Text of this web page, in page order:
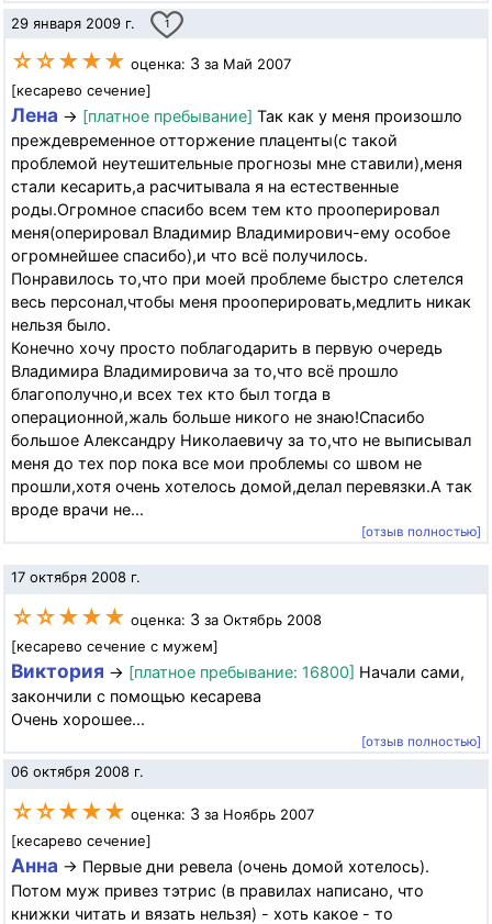
29 января 2009 г. 1
☆☆★★★ оценка: 3 за Май 2007
[кесарево сечение]
Лена → [платное пребывание] Так как у меня произошло
преждевременное отторжение плаценты(с такой
проблемой неутешительные прогнозы мне ставили),меня
стали кесарить,а расчитывала я на естественные
роды.Огромное спасибо всем тем кто прооперировал
меня(оперировал Владимир Владимирович-ему особое
огромнейшее спасибо),и что всё получилось.
Понравилось то,что при моей проблеме быстро слетелся
весь персонал,чтобы меня прооперировать,медлить никак
нельзя было.
Конечно хочу просто поблагодарить в первую очередь
Владимира Владимировича за то,что всё прошло
благополучно,и всех тех кто был тогда в
операционной,жаль больше никого не знаю!Спасибо
большое Александру Николаевичу за то,что не выписывал
меня до тех пор пока все мои проблемы со швом не
прошли,хотя очень хотелось домой,делал перевязки.А так
вроде врачи не...
[отзыв полностью]
17 октября 2008 г.
☆☆★★★ оценка: 3 за Октябрь 2008
[кесарево сечение с мужем]
Виктория → [платное пребывание: 16800] Начали сами,
закончили с помощью кесарева
Очень хорошее...
[отзыв полностью]
06 октября 2008 г.
☆☆★★★ оценка: 3 за Ноябрь 2007
[кесарево сечение]
Анна → Первые дни ревела (очень домой хотелось).
Потом муж привез тэтрис (в правилах написано, что
книжки читать и вязать нельзя) - хоть какое - то